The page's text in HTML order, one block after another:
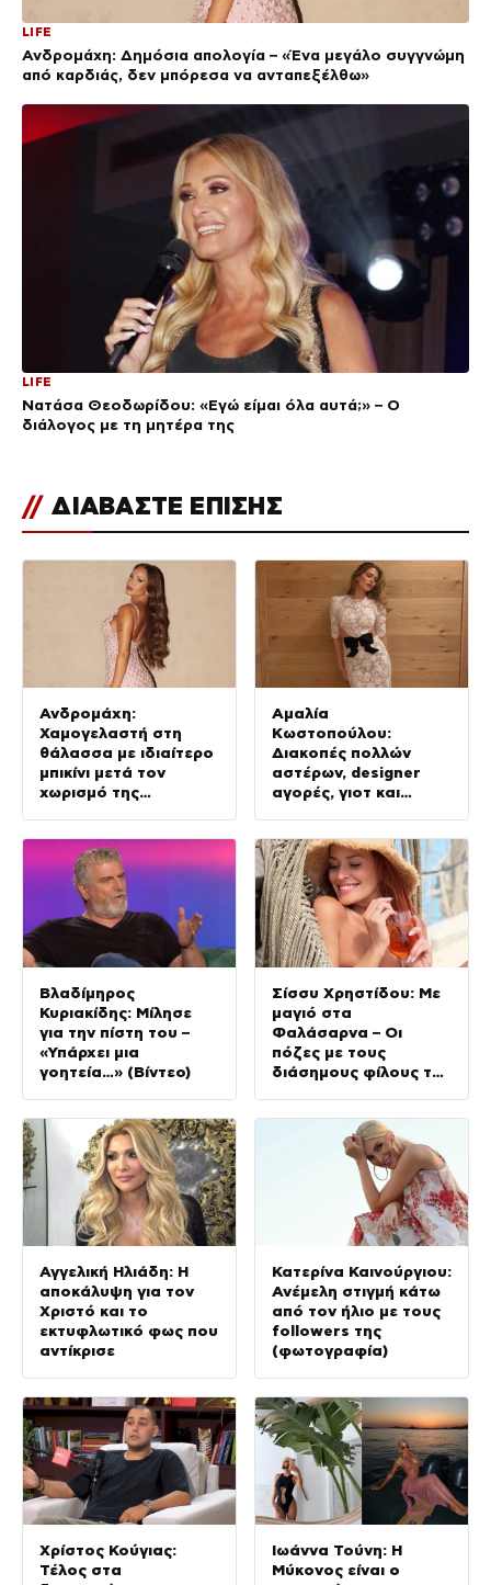
LIFE
Ανδρομάχη: Δημόσια απολογία – «Ένα μεγάλο συγγνώμη
από καρδιάς, δεν μπόρεσα να ανταπεξέλθω»
LIFE
Νατάσα Θεοδωρίδου: «Εγώ είμαι όλα αυτά;» – Ο
διάλογος με τη μητέρα της
// ΔΙΑΒΑΣΤΕ ΕΠΙΣΗΣ
Ανδρομάχη:
Χαμογελαστή στη
θάλασσα με ιδιαίτερο
μπικίνι μετά τον
χωρισμό της
Αμαλία
Κωστοπούλου:
Διακοπές πολλών
αστέρων, designer
αγορές, γιοτ και
Βλαδίμηρος
Κυριακίδης: Μίλησε
για την πίστη του –
«Υπάρχει μια
γοητεία…» (Βίντεο)
Σίσσυ Χρηστίδου: Με
μαγιό στα
Φαλάσαρνα – Οι
πόζες με τους
διάσημους φίλους της
Αγγελική Ηλιάδη: Η
αποκάλυψη για τον
Χριστό και το
εκτυφλωτικό φως που
αντίκρισε
Κατερίνα Καινούργιου:
Ανέμελη στιγμή κάτω
από τον ήλιο με τους
followers της
(φωτογραφία)
Χρίστος Κούγιας:
Τέλος στα
Ιωάννα Τούνη: Η
Μύκονος είναι ο